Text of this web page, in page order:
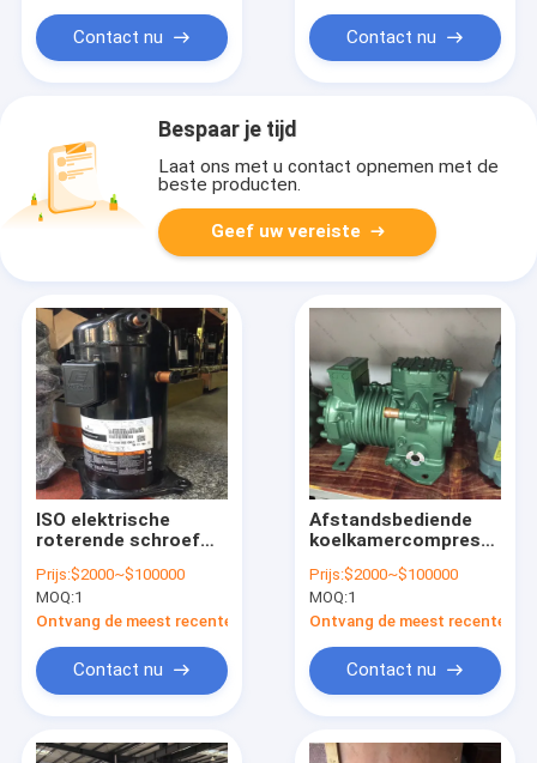
Contact nu Contact nu
Bespaar je tijd
Laat ons met u contact opnemen met de
beste producten.
Geef uw vereiste
ISO elektrische
roterende schroef
afstandsbediening
motor
luchtcompressor
Prijs:$2000~$100000
MOQ:1
Ontvang de meest recente Prijs
Contact nu
Afstandsbediende
koelkamercompressor,
Halfhermetische
koelcompressor
Prijs:$2000~$100000
MOQ:1
Ontvang de meest recente
Contact nu